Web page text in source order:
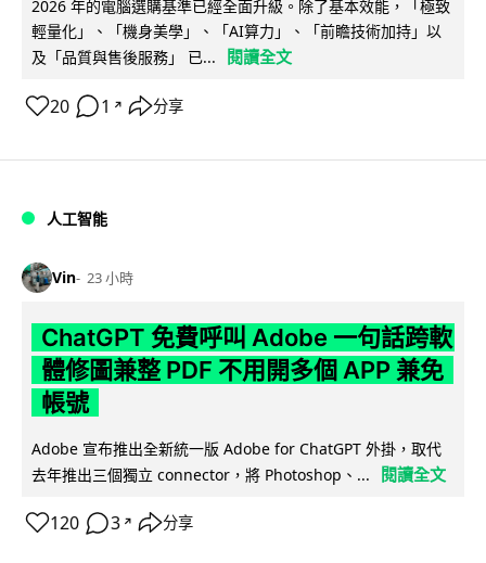
2026 年的電腦選購基準已經全面升級。除了基本效能，「極致
輕量化」、「機身美學」、「AI算力」、「前瞻技術加持」以
及「品質與售後服務」 已...
閱讀全文
20 1 ↗ 分享
人工智能
Vin 23 小時
ChatGPT 免費呼叫 Adobe 一句話跨軟
體修圖兼整 PDF 不用開多個 APP 兼免
帳號
Adobe 宣布推出全新統一版 Adobe for ChatGPT 外掛，取代
去年推出三個獨立 connector，將 Photoshop、...
閱讀全文
120 3 ↗ 分享